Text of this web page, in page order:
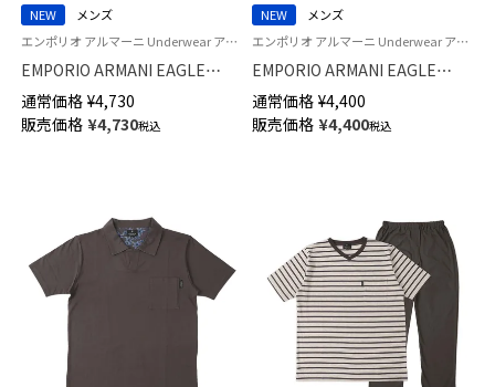
NEW
メンズ
エンポリオ アルマーニ Underwear アンダーウェア 紳士 下着 男性
EMPORIO ARMANI EAGLE
CREST イーグル クレス コット
ン ウーブン トランクス 【LL】 前
開き 日本サイズ メンズ
通常価格 ¥4,730
販売価格 ¥4,730税込
NEW
メンズ
エンポリオ アルマーニ Underwear アンダーウェア 紳士 下着 男性
EMPORIO ARMANI EAGLE
CREST イーグル クレス コット
ン ウーブン トランクス 【M/L】
前開き 日本サイズ メンズ
通常価格 ¥4,400
販売価格 ¥4,400税込